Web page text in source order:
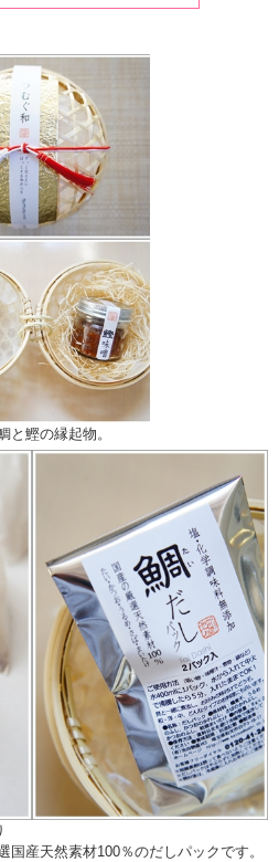
と鰹の縁起物。
産天然素材100％のだしパックです。